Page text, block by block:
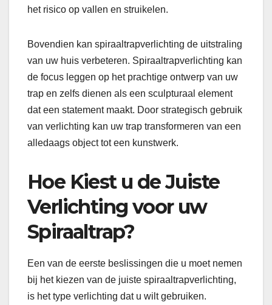
het risico op vallen en struikelen.
Bovendien kan spiraaltrapverlichting de uitstraling
van uw huis verbeteren. Spiraaltrapverlichting kan
de focus leggen op het prachtige ontwerp van uw
trap en zelfs dienen als een sculpturaal element
dat een statement maakt. Door strategisch gebruik
van verlichting kan uw trap transformeren van een
alledaags object tot een kunstwerk.
Hoe Kiest u de Juiste
Verlichting voor uw
Spiraaltrap?
Een van de eerste beslissingen die u moet nemen
bij het kiezen van de juiste spiraaltrapverlichting,
is het type verlichting dat u wilt gebruiken.